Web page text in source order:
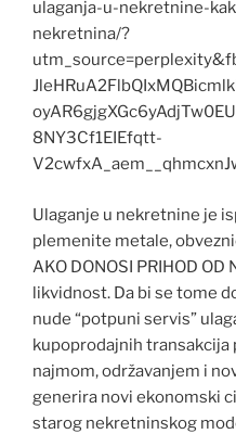
ulaganja-u-nekretnine-
nekretnina/?
8NY3Cf1EIEfqtt-
Ulaganje u nekretnine je
plemenite metale,
AKO DONOSI PRIHOD
likvidnost. Da bi se tome
nude “potpuni servis”
kupoprodajnih
najmom, održavanjem i
generira novi ekonomski
starog nekretninskog